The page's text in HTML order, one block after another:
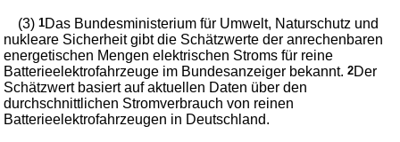
(3)1Das Bundesministerium für Umwelt, Naturschutz und
nukleare Sicherheit gibt die Schätzwerte der anrechenbaren
energetischen Mengen elektrischen Stroms für reine
Batterieelektrofahrzeuge im Bundesanzeiger bekannt.2Der
Schätzwert basiert auf aktuellen Daten über den
durchschnittlichen Stromverbrauch von reinen
Batterieelektrofahrzeugen in Deutschland.